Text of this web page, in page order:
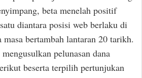
beta menelah positif
diantara posisi web berlaku di
bertambah lantaran 20 tarikh.
pelunasan dana
beserta terpilih pertunjukan